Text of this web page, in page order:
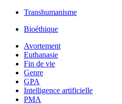
Transhumanisme
Bioéthique
Avortement
Euthanasie
Fin de vie
Genre
GPA
Intelligence artificielle
PMA